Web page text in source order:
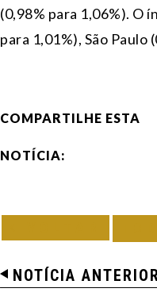
(0,98% para 1,06%). O
para 1,01%), São
COMPARTILHE ESTA
NOTÍCIA:
NOTÍCIA ANTERIOR